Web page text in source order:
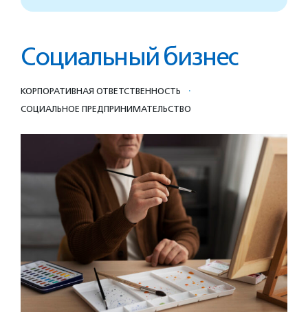
Социальный бизнес
КОРПОРАТИВНАЯ ОТВЕТСТВЕННОСТЬ ·
СОЦИАЛЬНОЕ ПРЕДПРИ­НИМА­ТЕЛЬ­СТВО